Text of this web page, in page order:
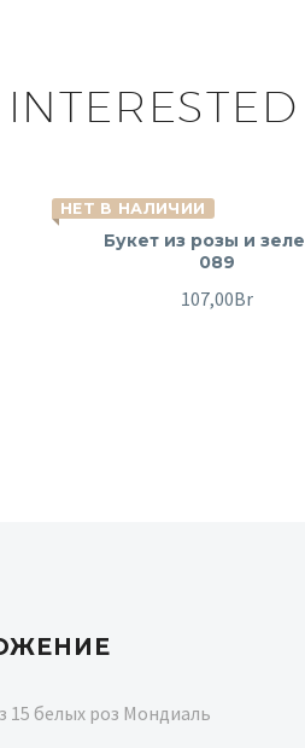
НЕТ В НАЛИЧИИ
Букет из розы и
089
107,00Br
15 белых роз Мондиаль